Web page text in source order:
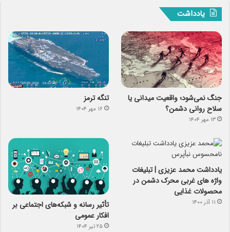
یادداشت
جنگ نمی‌شود؛ واقعیت میدانی یا
سلاح روانی دشمن؟
۱۳ مهر ۱۴۰۴
تنگه ترمز
۱۶ مهر ۱۴۰۴
یادداشت محمد عزیزی | تبلیغات
واژه های غربی محرک دشمن در
محصولات غذایی
۱۱ آذر ۱۴۰۰
تأثیر رسانه و شبکه‌های اجتماعی بر
افکار عمومی
۲۵ تیر ۱۴۰۴